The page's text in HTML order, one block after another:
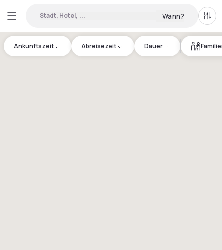
Stadt, Hotel, ... Wann? Alle
Ankunftszeit Abreisezeit Dauer